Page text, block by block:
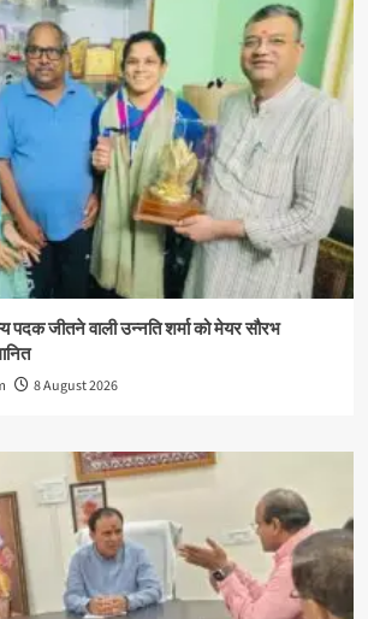
जीतने वाली उन्नति शर्मा को मेयर सौरभ
8 August 2026